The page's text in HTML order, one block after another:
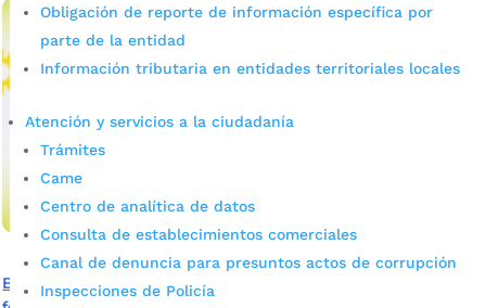
Obligación de reporte de información específica por
parte de la entidad
Información tributaria en entidades territoriales locales
Atención y servicios a la ciudadanía
Trámites
Came
Centro de analítica de datos
Consulta de establecimientos comerciales
Canal de denuncia para presuntos actos de corrupción
Inspecciones de Policía
Bucaramanga adopta medidas extraordinarias por